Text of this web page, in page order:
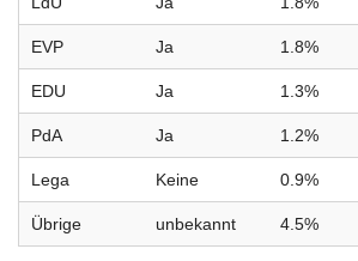
EVP Ja 1.8%
EDU Ja 1.3%
PdA Ja 1.2%
Lega Keine 0.9%
Übrige unbekannt 4.5%